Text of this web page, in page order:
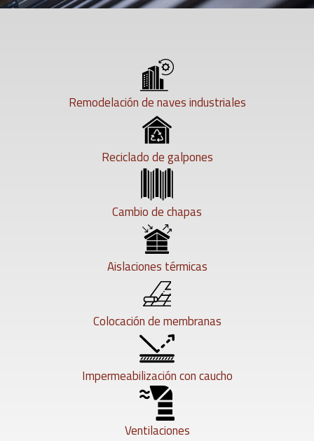
Remodelación de naves industriales
Reciclado de galpones
Cambio de chapas
Aislaciones térmicas
Colocación de membranas
Impermeabilización con caucho
Ventilaciones